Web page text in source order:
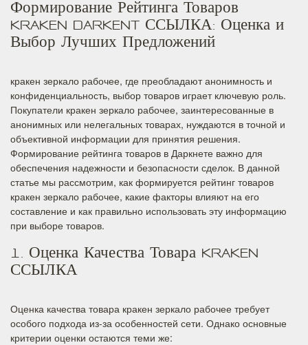
Формирование Рейтинга Товаров
KRAKEN DARKENT ССЫЛКА: Оценка и
Выбор Лучших Предложений
кракен зеркало рабочее, где преобладают анонимность и
конфиденциальность, выбор товаров играет ключевую роль.
Покупатели кракен зеркало рабочее, заинтересованные в
анонимных или нелегальных товарах, нуждаются в точной и
объективной информации для принятия решения.
Формирование рейтинга товаров в Даркнете важно для
обеспечения надежности и безопасности сделок. В данной
статье мы рассмотрим, как формируется рейтинг товаров
кракен зеркало рабочее, какие факторы влияют на его
составление и как правильно использовать эту информацию
при выборе товаров.
1. Оценка Качества Товара KRAKEN
ССЫЛКА
Оценка качества товара кракен зеркало рабочее требует
особого подхода из-за особенностей сети. Однако основные
критерии оценки остаются теми же: